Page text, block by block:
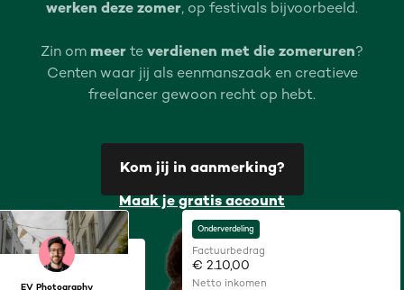
werken deze zomer, op festivals bijvoorbeeld.
Zin om meer te verdienen met die zomeruren?
Centen waar jij als eenmanszaak en creatieve
freelancer gewoon recht op hebt.
Kom jij in aanmerking?
Maak je gratis account
Onderverdeling
Factuurbedrag
€ 2.10,00
Netto inkomen
Jouw voordeel
EV Photography